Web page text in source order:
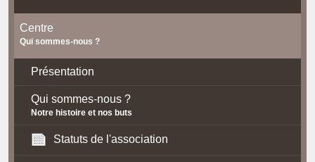
Centre
Qui sommes-nous ?
Présentation
Qui sommes-nous ?
Notre histoire et nos buts
Statuts de l'association